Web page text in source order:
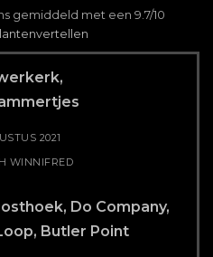
gemiddeld met een 9.7/10
2021
WINNIFRED
Do Company,
Butler Point